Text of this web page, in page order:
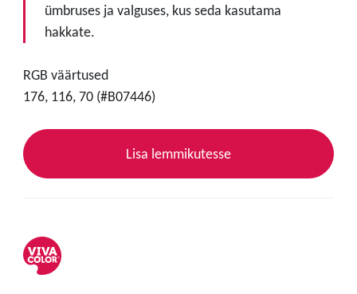
ümbruses ja valguses, kus seda kasutama
hakkate.
RGB väärtused
176, 116, 70 (#B07446)
Lisa lemmikutesse